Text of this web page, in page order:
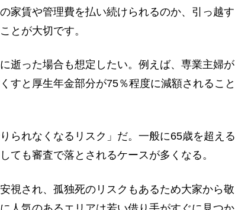
家賃や管理費を払い続けられるのか、引っ越す
とが大切です。
逝った場合も想定したい。例えば、専業主婦が
すと厚生年金部分が75％程度に減額されること
られなくなるリスク」だ。一般に65歳を超える
ても審査で落とされるケースが多くなる。
視され、孤独死のリスクもあるため大家から敬